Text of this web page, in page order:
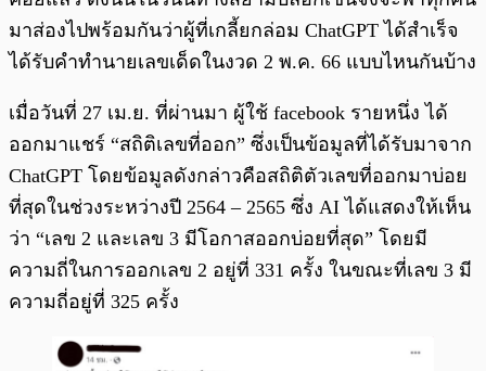
มาส่องไปพร้อมกันว่าผู้ที่เกลี้ยกล่อม ChatGPT ได้สำเร็จ
ได้รับคำทำนายเลขเด็ดในงวด 2 พ.ค. 66 แบบไหนกันบ้าง
เมื่อวันที่ 27 เม.ย. ที่ผ่านมา ผู้ใช้ facebook รายหนึ่ง ได้
ออกมาแชร์ “สถิติเลขที่ออก” ซึ่งเป็นข้อมูลที่ได้รับมาจาก
ChatGPT โดยข้อมูลดังกล่าวคือสถิติตัวเลขที่ออกมาบ่อย
ที่สุดในช่วงระหว่างปี 2564 – 2565 ซึ่ง AI ได้แสดงให้เห็น
ว่า “เลข 2 และเลข 3 มีโอกาสออกบ่อยที่สุด” โดยมี
ความถี่ในการออกเลข 2 อยู่ที่ 331 ครั้ง ในขณะที่เลข 3 มี
ความถี่อยู่ที่ 325 ครั้ง